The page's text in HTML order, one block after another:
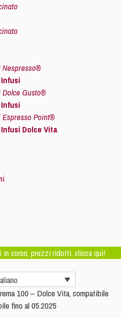
Gusto®
Point®
Dolce Vita
corso, prezzi ridotti, clicca qui!
100 – Dolce Vita, compatibile
fino al 05.2025